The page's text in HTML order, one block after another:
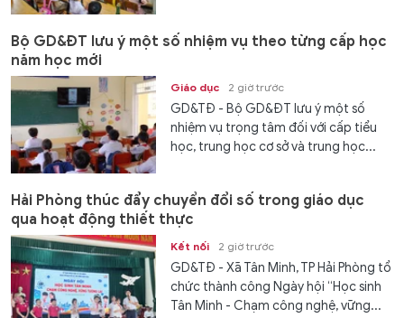
Bộ GD&ĐT lưu ý một số nhiệm vụ theo từng cấp học
năm học mới
Giáo dục 2 giờ trước
GD&TĐ - Bộ GD&ĐT lưu ý một số
nhiệm vụ trọng tâm đối với cấp tiểu
học, trung học cơ sở và trung học...
Hải Phòng thúc đẩy chuyển đổi số trong giáo dục
qua hoạt động thiết thực
Kết nối 2 giờ trước
GD&TĐ - Xã Tân Minh, TP Hải Phòng tổ
chức thành công Ngày hội “Học sinh
Tân Minh - Chạm công nghệ, vững...